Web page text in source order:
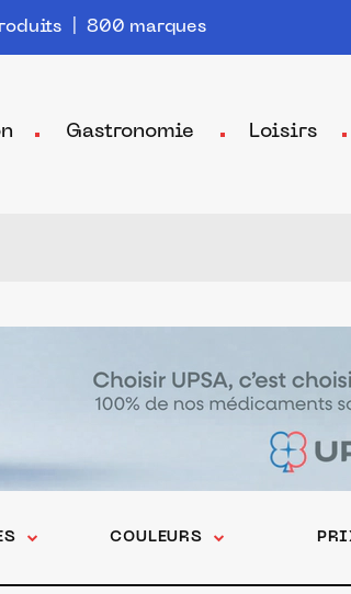
| 800 marques
Gastronomie Loisirs
COULEURS